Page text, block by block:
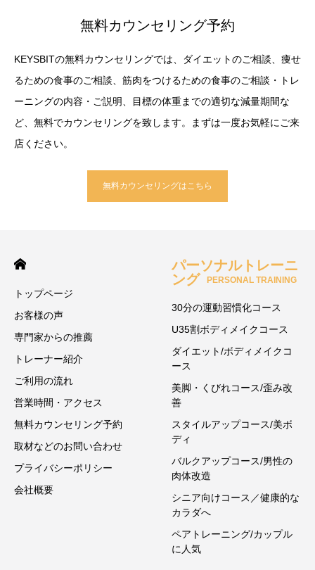
無料カウンセリング予約
KEYSBITの無料カウンセリングでは、ダイエットのご相談、痩せ
るための食事のご相談、筋肉をつけるための食事のご相談・トレ
ーニングの内容・ご説明、目標の体重までの適切な減量期間な
ど、無料でカウンセリングを致します。まずは一度お気軽にご来
店ください。
無料カウンセリングはこちら
トップページ
お客様の声
専門家からの推薦
トレーナー紹介
ご利用の流れ
営業時間・アクセス
無料カウンセリング予約
取材などのお問い合わせ
プライバシーポリシー
会社概要
パーソナルトレーニ
ング
PERSONAL TRAINING
30分の運動習慣化コース
U35割ボディメイクコース
ダイエット/ボディメイクコ
ース
美脚・くびれコース/歪み改
善
スタイルアップコース/美ボ
ディ
バルクアップコース/男性の
肉体改造
シニア向けコース／健康的な
カラダへ
ペアトレーニング/カップル
に人気